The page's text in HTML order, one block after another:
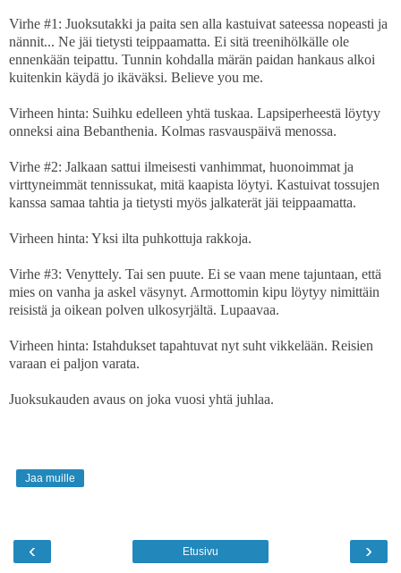
Virhe #1: Juoksutakki ja paita sen alla kastuivat sateessa nopeasti ja
nännit... Ne jäi tietysti teippaamatta. Ei sitä treenihölkälle ole
ennenkään teipattu. Tunnin kohdalla märän paidan hankaus alkoi
kuitenkin käydä jo ikäväksi. Believe you me.
Virheen hinta: Suihku edelleen yhtä tuskaa. Lapsiperheestä löytyy
onneksi aina Bebanthenia. Kolmas rasvauspäivä menossa.
Virhe #2: Jalkaan sattui ilmeisesti vanhimmat, huonoimmat ja
virttyneimmät tennissukat, mitä kaapista löytyi. Kastuivat tossujen
kanssa samaa tahtia ja tietysti myös jalkaterät jäi teippaamatta.
Virheen hinta: Yksi ilta puhkottuja rakkoja.
Virhe #3: Venyttely. Tai sen puute. Ei se vaan mene tajuntaan, että
mies on vanha ja askel väsynyt. Armottomin kipu löytyy nimittäin
reisistä ja oikean polven ulkosyrjältä. Lupaavaa.
Virheen hinta: Istahdukset tapahtuvat nyt suht vikkelään. Reisien
varaan ei paljon varata.
Juoksukauden avaus on joka vuosi yhtä juhlaa.
Jaa muille
‹ ›
Etusivu